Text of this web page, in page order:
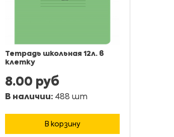
Тетрадь школьная 12л. в
клетку
8.00 руб
В наличии: 488 шт
В корзину